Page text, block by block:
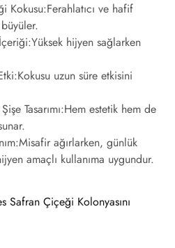
Kokusu:Ferahlatıcı ve hafif
Yüksek hijyen sağlarken
Kokusu uzun süre etkisini
Tasarımı:Hem estetik hem de
Misafir ağırlarken, günlük
amaçlı kullanıma uygundur.
Safran Çiçeği Kolonyasını